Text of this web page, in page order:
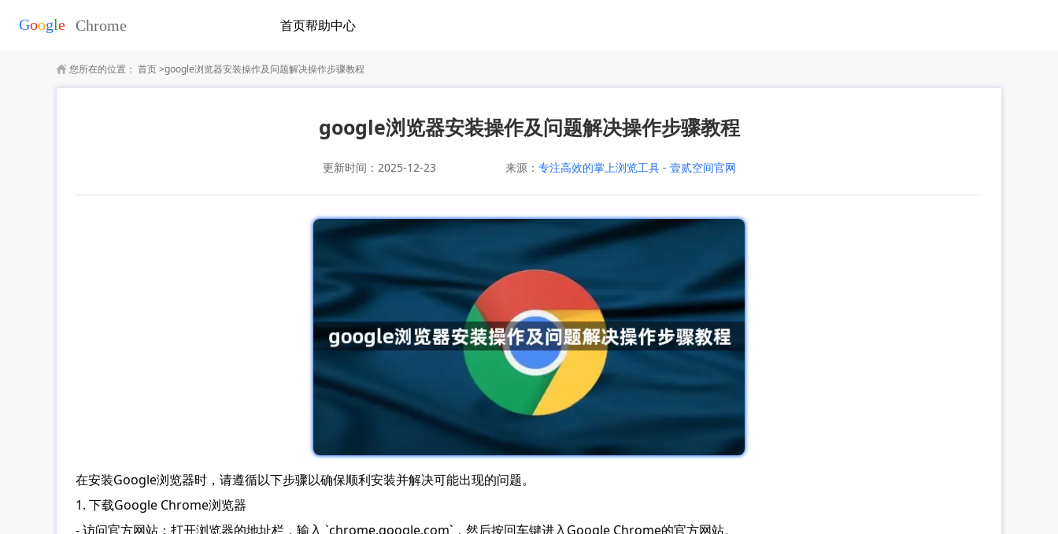
首页帮助中心
您所在的位置： 首页>google浏览器安装操作及问题解决操作步骤教程
google浏览器安装操作及问题解决操作步骤教程
更新时间：2025-12-23 来源： 专注高效的掌上浏览工具 - 壹贰空间官网
在安装Google浏览器时，请遵循以下步骤以确保顺利安装并解决可能出现的问题。
1. 下载Google Chrome浏览器
- 访问官方网站：打开浏览器的地址栏，输入 `chrome.google.com`，然后按回车键进入Google Chrome的官方网站。